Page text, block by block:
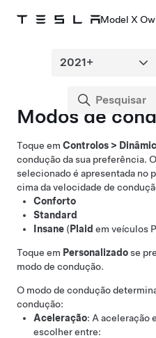
Model X
Modos de
Toque em Controlos >
condução da sua preferência.
selecionado é apresentada no
cima da velocidade de
Conforto
Standard
Insane ( Plaid em veículos
Toque em Personalizadose
modo de condução.
O modo de condução
condução:
Aceleração: A aceleração
escolher entre: